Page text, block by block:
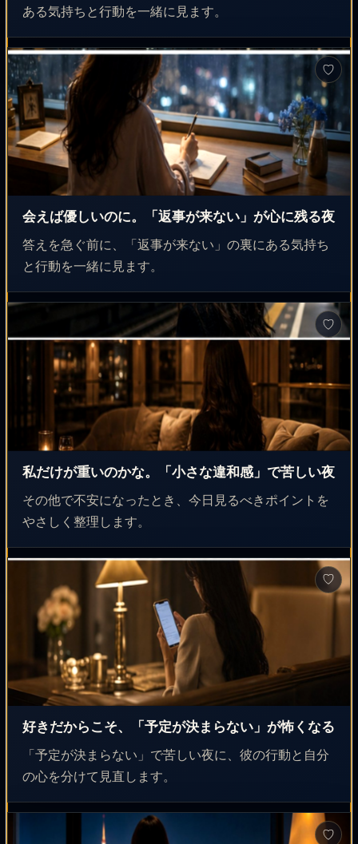
ある気持ちと行動を一緒に見ます。
会えば優しいのに。「返事が来ない」が心に残る夜
答えを急ぐ前に、「返事が来ない」の裏にある気持ち
と行動を一緒に見ます。
♡
私だけが重いのかな。「小さな違和感」で苦しい夜
その他で不安になったとき、今日見るべきポイントを
やさしく整理します。
♡
好きだからこそ、「予定が決まらない」が怖くなる
「予定が決まらない」で苦しい夜に、彼の行動と自分
の心を分けて見直します。
♡
♡